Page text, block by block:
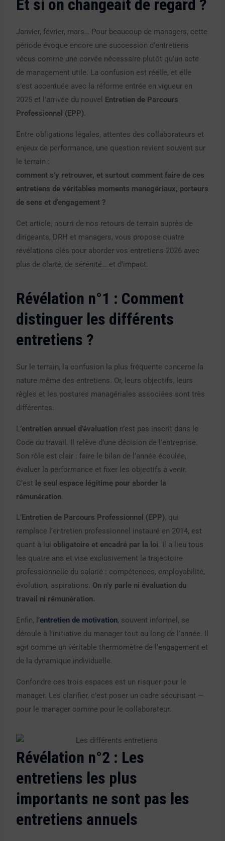
Et si on changeait de regard ?
Janvier, février, mars… Pour beaucoup de managers, cette
période évoque encore une succession d’entretiens
vécus comme une corvée nécessaire plutôt qu’un acte
de management utile. La confusion est réelle, et elle
s’est accentuée avec la réforme entrée en vigueur en
2025 et l’arrivée du nouvel
Entretien de Parcours
Professionnel (EPP).
Entre obligations légales, attentes des collaborateurs et
enjeux de performance, une question revient souvent sur
le terrain :
comment s’y retrouver, et surtout comment faire de ces
entretiens de véritables moments managériaux, porteurs
de sens et d’engagement ?
Cet article, nourri de nos retours de terrain auprès de
dirigeants, DRH et managers, vous propose quatre
révélations clés pour aborder vos entretiens 2026 avec
plus de clarté, de sérénité… et d’impact.
Révélation n°1 : Comment
distinguer les différents
entretiens ?
Sur le terrain, la confusion la plus fréquente concerne la
nature même des entretiens. Or, leurs objectifs, leurs
règles et les postures managériales associées sont très
différentes.
L’entretien annuel d’évaluation n’est pas inscrit dans le
Code du travail. Il relève d’une décision de l’entreprise.
Son rôle est clair : faire le bilan de l’année écoulée,
évaluer la performance et fixer les objectifs à venir.
C’est le seul espace légitime pour aborder la
rémunération.
L’ Entretien de Parcours Professionnel (EPP), qui
remplace l’entretien professionnel instauré en 2014, est
quant à lui obligatoire et encadré par la loi. Il a lieu tous
les quatre ans et vise exclusivement la trajectoire
professionnelle du salarié : compétences, employabilité,
évolution, aspirations. On n’y parle ni évaluation du
travail ni rémunération.
Enfin, l’entretien de motivation, souvent informel, se
déroule à l’initiative du manager tout au long de l’année. Il
agit comme un véritable thermomètre de l’engagement et
de la dynamique individuelle.
Confondre ces trois espaces est un risquer pour le
manager. Les clarifier, c’est poser un cadre sécurisant —
pour le manager comme pour le collaborateur.
Révélation n°2 : Les
entretiens les plus
importants ne sont pas les
entretiens annuels